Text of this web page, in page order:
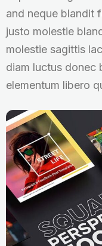
and neque blandit
justo molestie
molestie sagittis
diam luctus donec
elementum libero